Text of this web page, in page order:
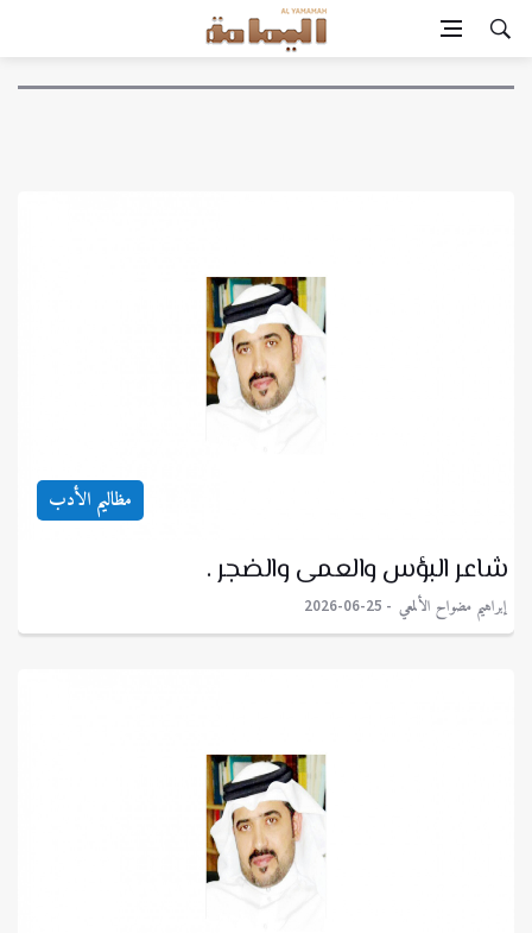
مظاليم الأدب
شاعر البؤس والعمى والضجر .
إبراهيم مضواح الألمعي 2026-06-25